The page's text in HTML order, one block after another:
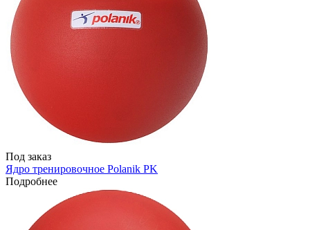
Под заказ
Ядро тренировочное Polanik PK
Подробнее